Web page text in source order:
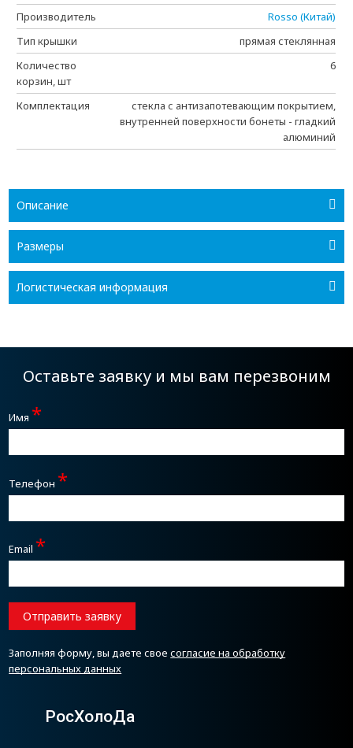
Производитель
Rosso (Китай)
Тип крышки
прямая стеклянная
Количество
корзин, шт
6
Комплектация
стекла с антизапотевающим покрытием,
внутренней поверхности бонеты - гладкий
алюминий
Описание
Размеры
Логистическая информация
Оставьте заявку и мы вам перезвоним
Имя *
Телефон *
Email *
Отправить заявку
Заполняя форму, вы даете своесогласие на обработку
персональных данных
РосХолоДа